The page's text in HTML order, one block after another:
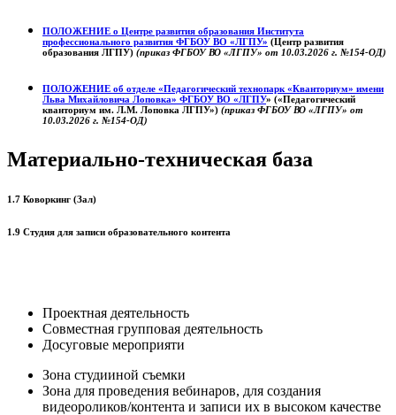
ПОЛОЖЕНИЕ о Центре развития образования Института
профессионального развития ФГБОУ ВО «ЛГПУ» (Центр развития
образования ЛГПУ) (приказ ФГБОУ ВО «ЛГПУ» от 10.03.2026 г. №154-ОД)
ПОЛОЖЕНИЕ об отделе «Педагогический технопарк «Кванториум» имени
Льва Михайловича Лоповка» ФГБОУ ВО «ЛГПУ» («Педагогический
кванториум им. Л.М. Лоповка ЛГПУ») (приказ ФГБОУ ВО «ЛГПУ» от
10.03.2026 г. №154-ОД)
Материально-техническая база
1.7 Коворкинг (Зал)
1.9 Студия для записи образовательного контента
Проектная деятельность
Совместная групповая деятельность
Досуговые мероприяти
Зона студииной съемки
Зона для проведения вебинаров, для создания
видеороликов/контента и записи их в высоком качестве